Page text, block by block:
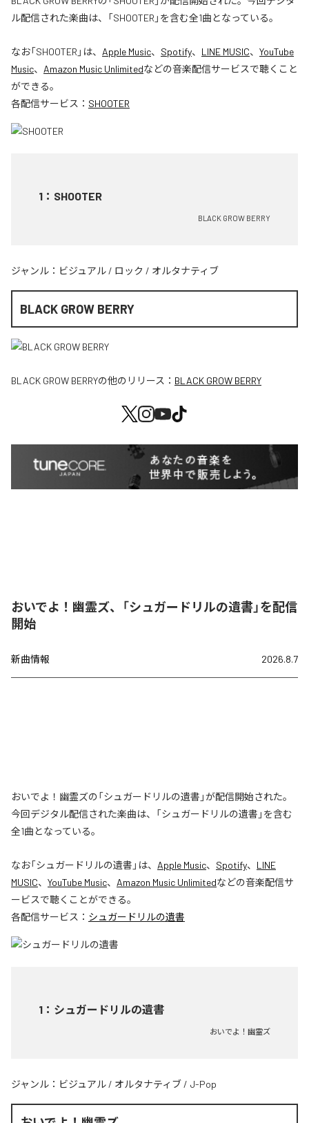
ル配信された楽曲は、「SHOOTER」を含む全1曲となっている。
なお「SHOOTER 」は、 Apple Music、 Spotify、 LINE MUSIC、 YouTube
Music、 Amazon Music Unlimitedなどの音楽配信サービスで聴くこと
ができる。
各配信サービス： SHOOTER
1 ： SHOOTER
BLACK GROW BERRY
ジャンル： ビジュアル / ロック / オルタナティブ
BLACK GROW BERRY
BLACK GROW BERRYの他のリリース： BLACK GROW BERRY
おいでよ！幽霊ズ、「シュガードリルの遺書」を配信
開始
新曲情報 2026.8.7
おいでよ！幽霊ズの「シュガードリルの遺書」が配信開始された。
今回デジタル配信された楽曲は、「シュガードリルの遺書」を含む
全1曲となっている。
なお「シュガードリルの遺書 」は、 Apple Music、 Spotify、 LINE
MUSIC、 YouTube Music、 Amazon Music Unlimitedなどの音楽配信サ
ービスで聴くことができる。
各配信サービス： シュガードリルの遺書
1 ： シュガードリルの遺書
おいでよ！幽霊ズ
ジャンル： ビジュアル / オルタナティブ / J-Pop